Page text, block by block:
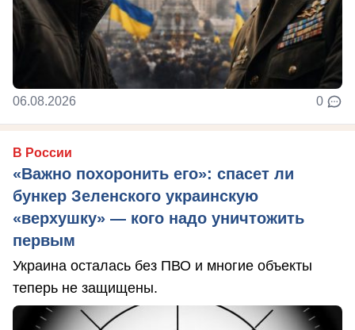
06.08.2026 0
В России
«Важно похоронить его»: спасет ли
бункер Зеленского украинскую
«верхушку» — кого надо уничтожить
первым
Украина осталась без ПВО и многие объекты
теперь не защищены.